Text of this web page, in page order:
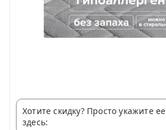
Хотите скидку? Просто укажите ее
здесь: